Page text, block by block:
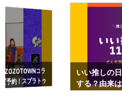
コラ
予約！スプラトゥ
ップも渋谷Hz
いい推しの
する？由来